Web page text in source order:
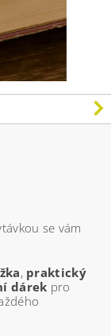
se vám
, praktický
dárek pro